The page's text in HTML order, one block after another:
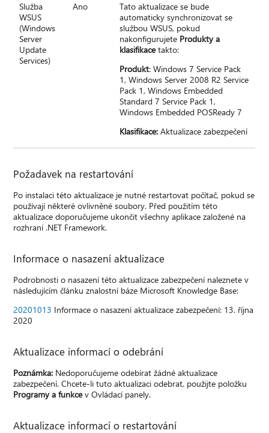
Služba
WSUS
(Windows
Server
Update
Services)
Ano
Tato aktualizace se bude
automaticky synchronizovat se
službou WSUS, pokud
nakonfigurujete Produkty a
klasifikacetakto:
Produkt: Windows 7 Service Pack
1, Windows Server 2008 R2 Service
Pack 1, Windows Embedded
Standard 7 Service Pack 1,
Windows Embedded POSReady 7
Klasifikace: Aktualizace zabezpečení
Požadavek na restartování
Po instalaci této aktualizace je nutné restartovat počítač, pokud se
používají některé ovlivněné soubory. Před použitím této
aktualizace doporučujeme ukončit všechny aplikace založené na
rozhraní .NET Framework.
Informace o nasazení aktualizace
Podrobnosti o nasazení této aktualizace zabezpečení naleznete v
následujícím článku znalostní báze Microsoft Knowledge Base:
20201013 Informace o nasazení aktualizace zabezpečení: 13. října
2020
Aktualizace informací o odebrání
Poznámka: Nedoporučujeme odebírat žádné aktualizace
zabezpečení. Chcete-li tuto aktualizaci odebrat, použijte položku
Programy a funkcev Ovládací panely.
Aktualizace informací o restartování